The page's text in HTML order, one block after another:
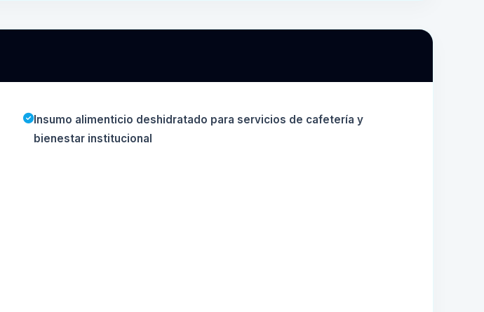
Insumo alimenticio deshidratado para servicios de cafetería y
bienestar institucional